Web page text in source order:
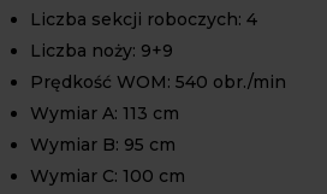
Liczba sekcji roboczych: 4
Liczba noży: 9+9
Prędkość WOM: 540 obr./min
Wymiar A: 113 cm
Wymiar B: 95 cm
Wymiar C: 100 cm